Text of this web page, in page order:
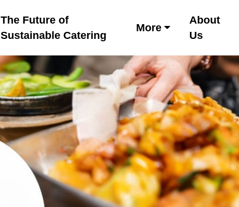
The Future of
Sustainable Catering
More
About
Us